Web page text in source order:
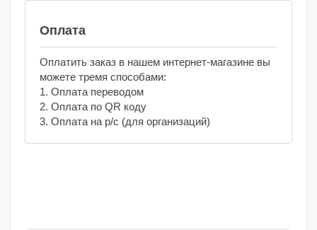
Оплата
Оплатить заказ в нашем интернет-магазине вы
можете тремя способами:
1. Оплата переводом
2. Оплата по QR коду
3. Оплата на р/с (для организаций)